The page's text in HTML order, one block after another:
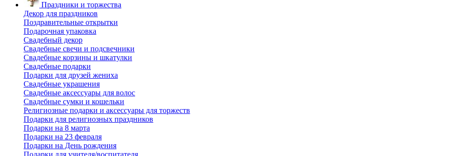
Праздники и торжества
Декор для праздников
Поздравительные открытки
Подарочная упаковка
Свадебный декор
Свадебные свечи и подсвечники
Свадебные корзины и шкатулки
Свадебные подарки
Подарки для друзей жениха
Свадебные украшения
Свадебные аксессуары для волос
Свадебные сумки и кошельки
Религиозные подарки и аксессуары для торжеств
Подарки для религиозных праздников
Подарки на 8 марта
Подарки на 23 февраля
Подарки на День рождения
Подарки для учителя/воспитателя